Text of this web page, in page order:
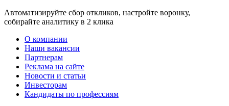
Автоматизируйте сбор откликов, настройте воронку,
собирайте аналитику в 2 клика
О компании
Наши вакансии
Партнерам
Реклама на сайте
Новости и статьи
Инвесторам
Кандидаты по профессиям